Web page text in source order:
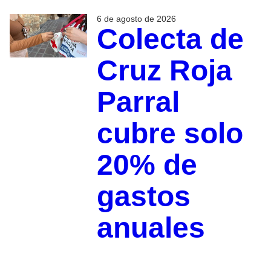
6 de agosto de 2026
Colecta de
Cruz Roja
Parral
cubre solo
20% de
gastos
anuales